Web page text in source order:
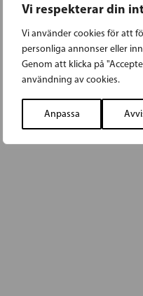
Vi respekterar din
Vi använder cookies för att
personliga annonser eller
Genom att klicka på
användning av cookies.
Anpassa